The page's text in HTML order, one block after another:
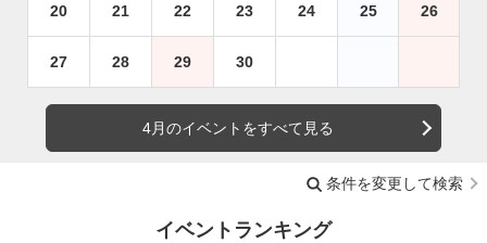
20 21 22 23 24 25 26
27 28 29 30
4月のイベントをすべて見る
条件を変更して検索
イベントランキング